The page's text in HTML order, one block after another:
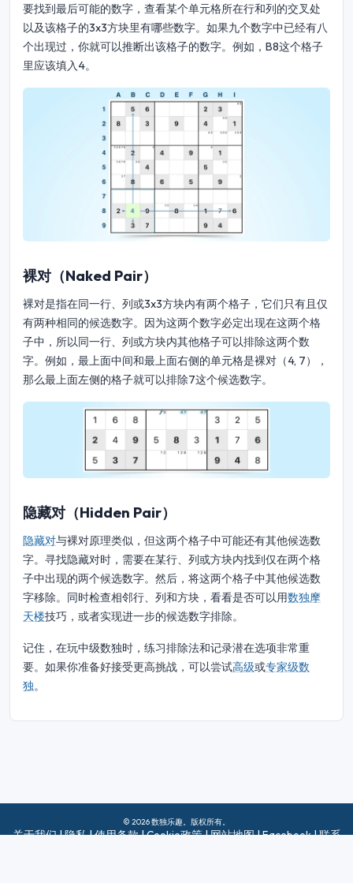
要找到最后可能的数字，查看某个单元格所在行和列的交叉处
以及该格子的3x3方块里有哪些数字。如果九个数字中已经有八
个出现过，你就可以推断出该格子的数字。例如，B8这个格子
里应该填入4。
裸对（Naked Pair）
裸对是指在同一行、列或3x3方块内有两个格子，它们只有且仅
有两种相同的候选数字。因为这两个数字必定出现在这两个格
子中，所以同一行、列或方块内其他格子可以排除这两个数
字。例如，最上面中间和最上面右侧的单元格是裸对（4, 7），
那么最上面左侧的格子就可以排除7这个候选数字。
隐藏对（Hidden Pair）
隐藏对与裸对原理类似，但这两个格子中可能还有其他候选数
字。寻找隐藏对时，需要在某行、列或方块内找到仅在两个格
子中出现的两个候选数字。然后，将这两个格子中其他候选数
字移除。同时检查相邻行、列和方块，看看是否可以用数独摩
天楼技巧，或者实现进一步的候选数字排除。
记住，在玩中级数独时，练习排除法和记录潜在选项非常重
要。如果你准备好接受更高挑战，可以尝试高级或专家级数
独。
© 2026 数独乐趣。版权所有。
关于我们|隐私|使用条款|Cookie政策|网站地图|Facebook|联系